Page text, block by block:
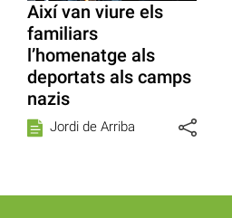
Així van viure els
familiars
l’homenatge als
deportats als camps
nazis
Jordi de Arriba